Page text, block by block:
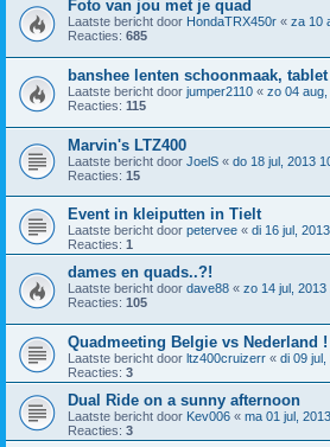
Foto van jou met je quad
Laatste bericht door HondaTRX450r « za 10
Reacties: 685
banshee lenten schoonmaak,
Laatste bericht door jumper2110 « zo 04
Reacties: 115
Marvin's LTZ400
Laatste bericht door JoelS « do 18 jul, 2013
Reacties: 15
Event in kleiputten in Tielt
Laatste bericht door petervee « di 16 jul,
Reacties: 1
dames en quads..?!
Laatste bericht door dave88 « zo 14 jul, 2013
Reacties: 105
Quadmeeting Belgie vs Nederland !
Laatste bericht door ltz400cruizerr « di 09 jul,
Reacties: 3
Dual Ride on a sunny afternoon
Laatste bericht door Kev006 « ma 01 jul,
Reacties: 3